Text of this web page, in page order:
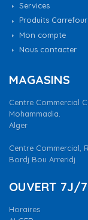
Services
Produits Carrefour
Mon compte
Nous contacter
MAGASINS
Centre Commercial
Mohammadia.
Alger
Centre Commercial,
Bordj Bou Arreridj
OUVERT 7J/7
Horaires